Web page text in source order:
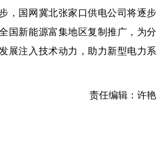
，国网冀北张家口供电公司将逐步
国新能源富集地区复制推广，为分
展注入技术动力，助力新型电力系
责任编辑：许艳